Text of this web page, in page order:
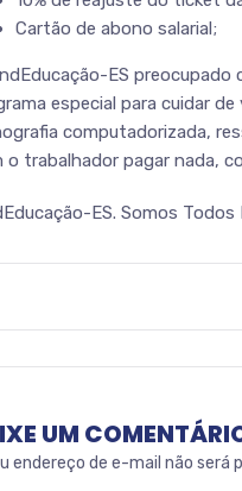
Cartão de abono salarial;
ES
especial para cuidar
computadorizada,
o trabalhador pagar nada,
ES. Somos Todos
UM
endereço de e-mail não será